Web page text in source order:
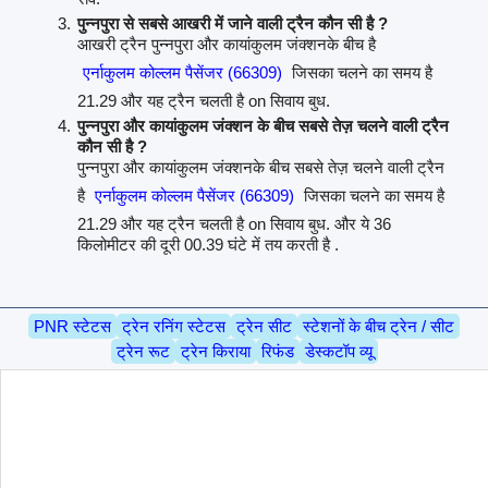
पुन्नपुरा से सबसे आखरी में जाने वाली ट्रैन कौन सी है ?
आखरी ट्रैन पुन्नपुरा और कायांकुलम जंक्शनके बीच है
एर्नाकुलम कोल्लम पैसेंजर (66309) जिसका चलने का समय है
21.29 और यह ट्रैन चलती है on सिवाय बुध.
पुन्नपुरा और कायांकुलम जंक्शन के बीच सबसे तेज़ चलने वाली ट्रैन
कौन सी है ?
पुन्नपुरा और कायांकुलम जंक्शनके बीच सबसे तेज़ चलने वाली ट्रैन
है एर्नाकुलम कोल्लम पैसेंजर (66309) जिसका चलने का समय है
21.29 और यह ट्रैन चलती है on सिवाय बुध. और ये 36
किलोमीटर की दूरी 00.39 घंटे में तय करती है .
PNR स्टेटस ट्रेन रनिंग स्टेटस ट्रेन सीट स्टेशनों के बीच ट्रेन / सीट
ट्रेन रूट ट्रेन किराया रिफंड डेस्कटॉप व्यू